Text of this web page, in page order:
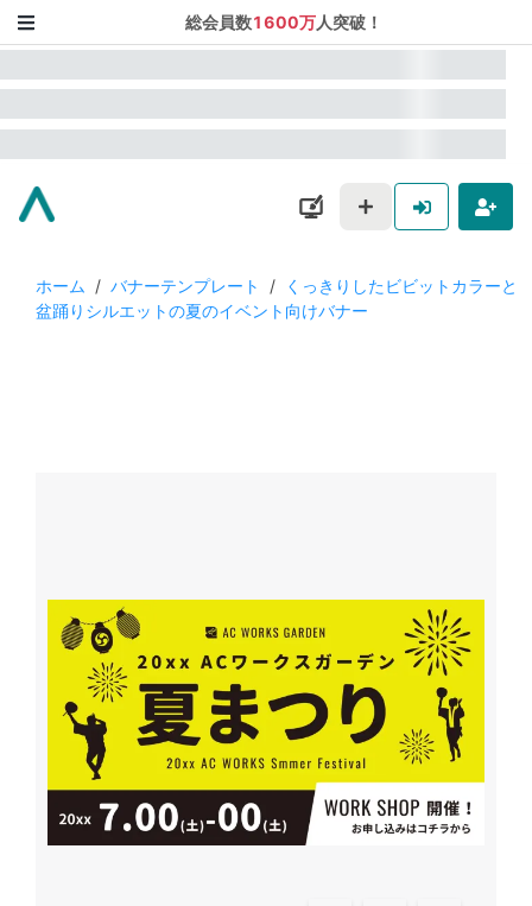
総会員数1600万人突破！
ホーム / バナーテンプレート /
くっきりしたビビットカラーと
盆踊りシルエットの夏のイベント向けバナー